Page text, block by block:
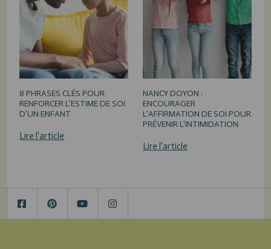
8 PHRASES CLÉS POUR
RENFORCER L’ESTIME DE SOI
D’UN ENFANT
Lire l'article
NANCY DOYON :
ENCOURAGER
L'AFFIRMATION DE SOI POUR
PRÉVENIR L'INTIMIDATION
Lire l'article